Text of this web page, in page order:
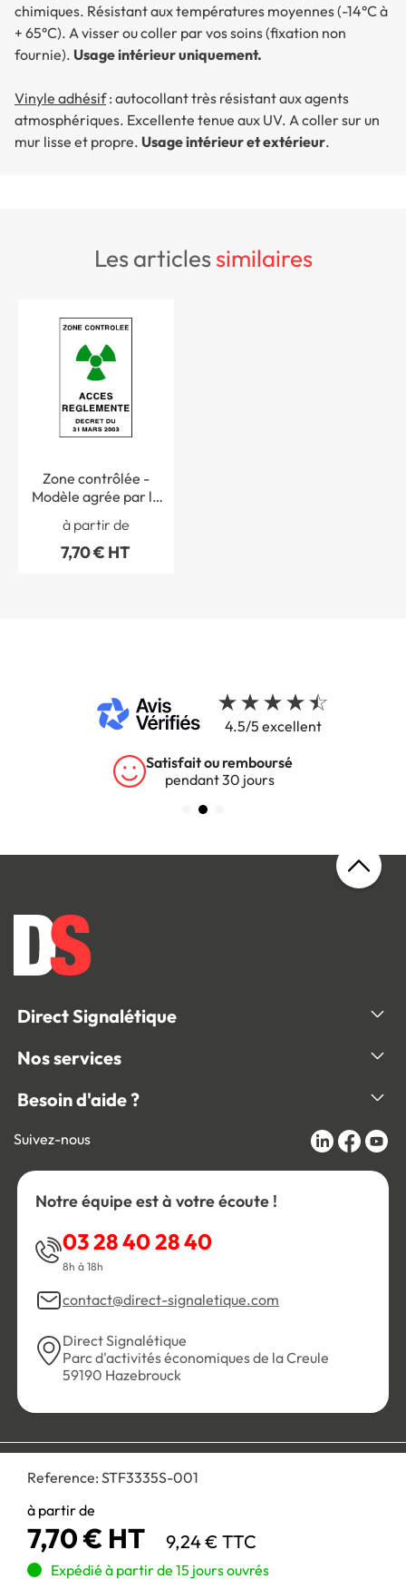
Reference: STF3335S-001
à partir de
7,70 € HT 9,24 € TTC
Expédié à partir de 15 jours ouvrés
chimiques. Résistant aux températures moyennes (-14°C à
+ 65°C). A visser ou coller par vos soins (fixation non
fournie). Usage intérieur uniquement.
Vinyle adhésif: autocollant très résistant aux agents
atmosphériques. Excellente tenue aux UV. A coller sur un
mur lisse et propre. Usage intérieur et extérieur.
les articlessimilaires
Zone contrôlée -
Modèle agrée par le
SCPRI - STF 3320S
à partir de
7,70 € HT
4.5/5 excellent
Satisfait ou remboursé
pendant 30 jours
Direct Signalétique
Nos services
Besoin d'aide ?
Suivez-nous
Notre équipe est à votre écoute !
03 28 40 28 40
8h à 18h
contact@direct-signaletique.com
Direct Signalétique
Parc d'activités économiques de la Creule
59190 Hazebrouck
Personnaliser les cookies
Paiement 100% sécurisé :